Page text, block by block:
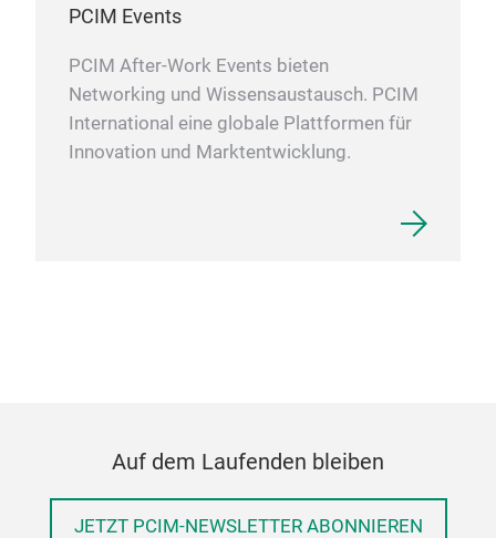
PCIM Events
PCIM After-Work Events bieten
Networking und Wissensaustausch. PCIM
International eine globale Plattformen für
Innovation und Marktentwicklung.
Auf dem Laufenden bleiben
JETZT PCIM-NEWSLETTER ABONNIEREN